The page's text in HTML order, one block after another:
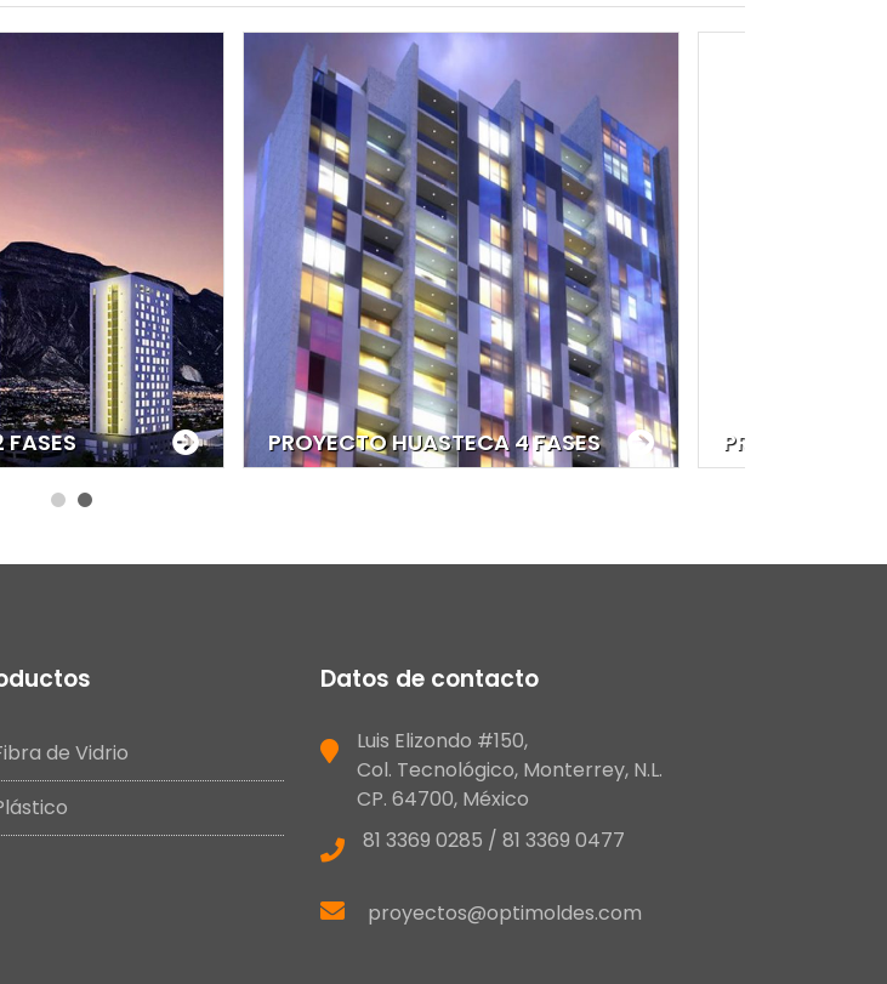
PROYECTO SEMILLERO PROYECTO
de Vidrio
Datos de contacto
Luis Elizondo #150,
Col. Tecnológico, Monterrey, N.L.
CP. 64700, México
81 3369 0285 / 81 3369 0477
proyectos@optimoldes.com